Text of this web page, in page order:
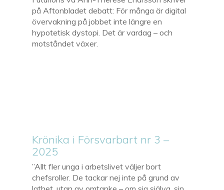
på Aftonbladet debatt: För många är digital
övervakning på jobbet inte längre en
hypotetisk dystopi. Det är vardag – och
motståndet växer.
Krönika i Försvarbart nr 3 –
2025
”Allt fler unga i arbetslivet väljer bort
chefsroller. De tackar nej inte på grund av